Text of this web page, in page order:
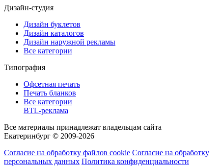
Дизайн-студия
Дизайн буклетов
Дизайн каталогов
Дизайн наружной рекламы
Все категории
Типография
Офсетная печать
Печать бланков
Все категории
BTL-реклама
Все материалы принадлежат владельцам сайта
Екатеринбург © 2009-2026
Согласие на обработку файлов cookie Согласие на обработку
персональных данных Политика конфиденциальности